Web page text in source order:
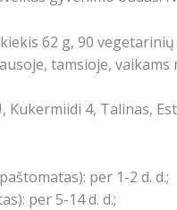
62 g, 90
tamsioje,
Kukermiidi 4, Talinas,
per 1-2 d. d.;
per 5-14 d. d.;